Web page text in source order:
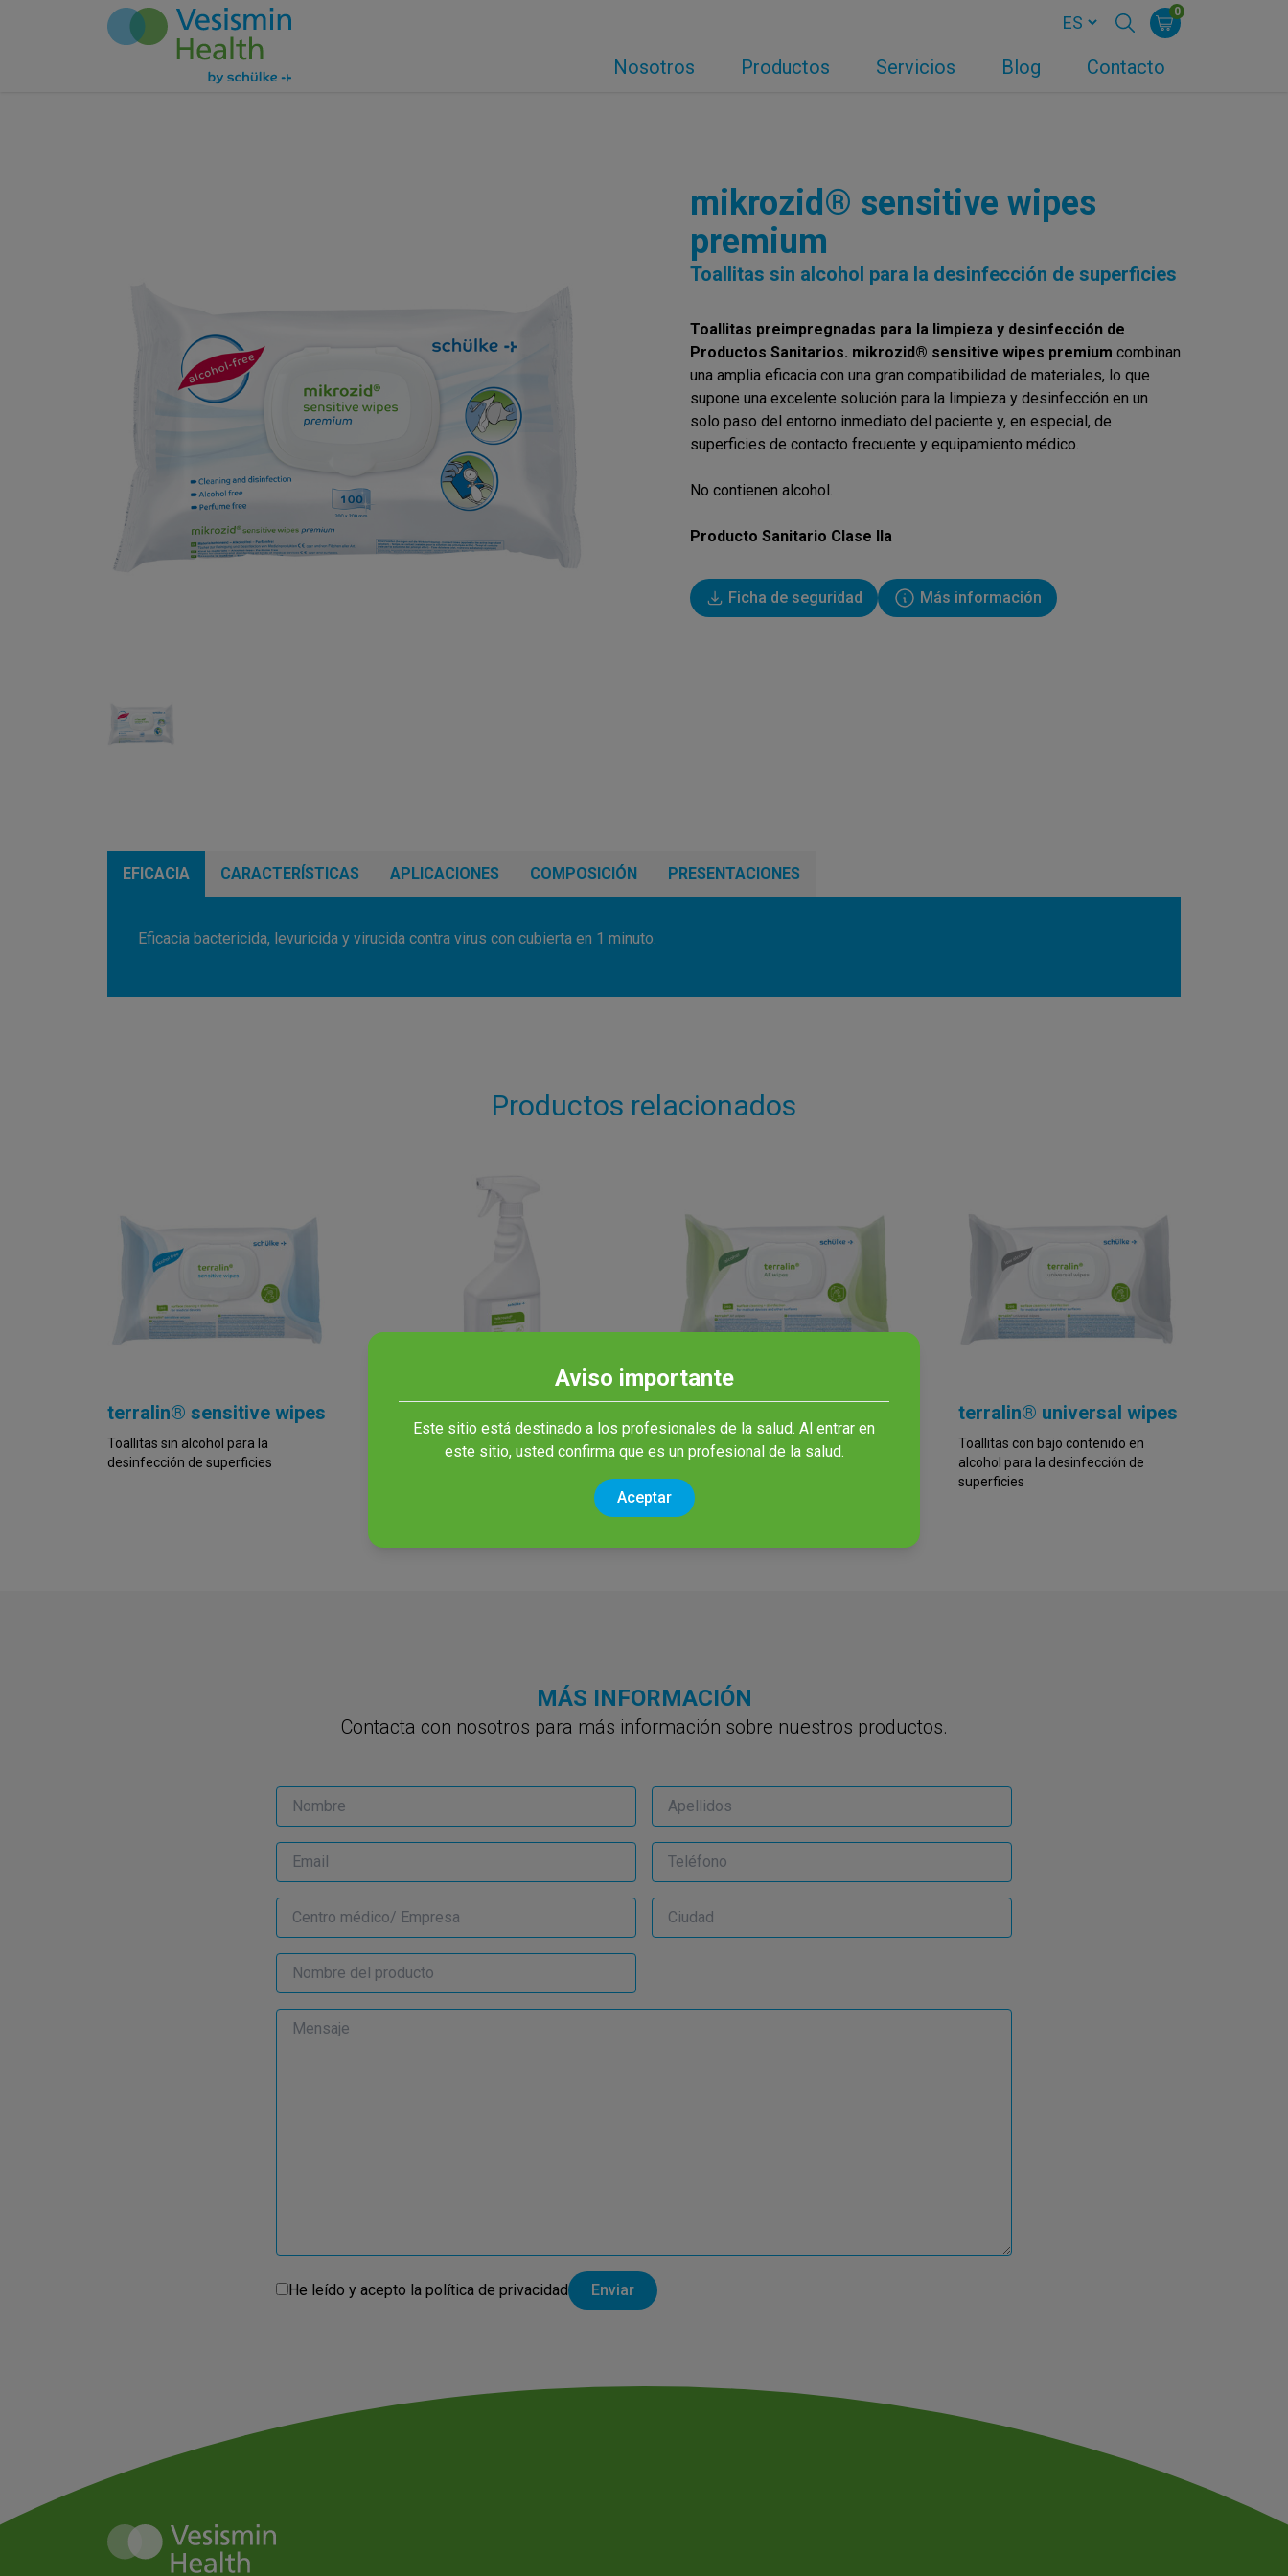
0
Nosotros Productos Servicios Blog Contacto
mikrozid® sensitive wipes
premium
Toallitas sin alcohol para la desinfección de superficies
Toallitas preimpregnadas para la limpieza y desinfección de
Productos Sanitarios. mikrozid® sensitive wipes premium combinan
una amplia eficacia con una gran compatibilidad de materiales, lo que
supone una excelente solución para la limpieza y desinfección en un
solo paso del entorno inmediato del paciente y, en especial, de
superficies de contacto frecuente y equipamiento médico.
No contienen alcohol.
Producto Sanitario Clase IIa
Ficha de seguridad Más información
EFICACIA CARACTERÍSTICAS APLICACIONES COMPOSICIÓN PRESENTACIONES
Eficacia bactericida, levuricida y virucida contra virus con cubierta en 1 minuto.
Productos relacionados
terralin® sensitive wipes
Toallitas sin alcohol para la
desinfección de superficies
liquid
Toallitas en base a alcohol para la
desinfección de superficies
terralin® universal wipes
Toallitas con bajo contenido en
alcohol para la desinfección de
superficies
MÁS INFORMACIÓN
Contacta con nosotros para más información sobre nuestros productos.
He leído y acepto la política de privacidad
Aviso importante
Este sitio está destinado a los profesionales de la salud. Al entrar en
este sitio, usted confirma que es un profesional de la salud.
Aceptar